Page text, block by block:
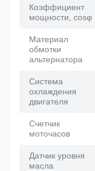
Коэффициент
мощности, cosφ
Материал
обмотки
альтернатора
Система
охлаждения
двигателя
Счетчик
моточасов
Датчик уровня
масла